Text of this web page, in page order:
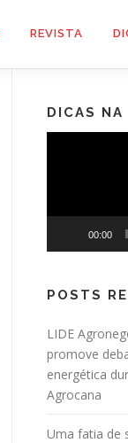
REVISTA
DICAS NA
00:00
POSTS
LIDE
promove
energética
Agrocana
Uma fatia de